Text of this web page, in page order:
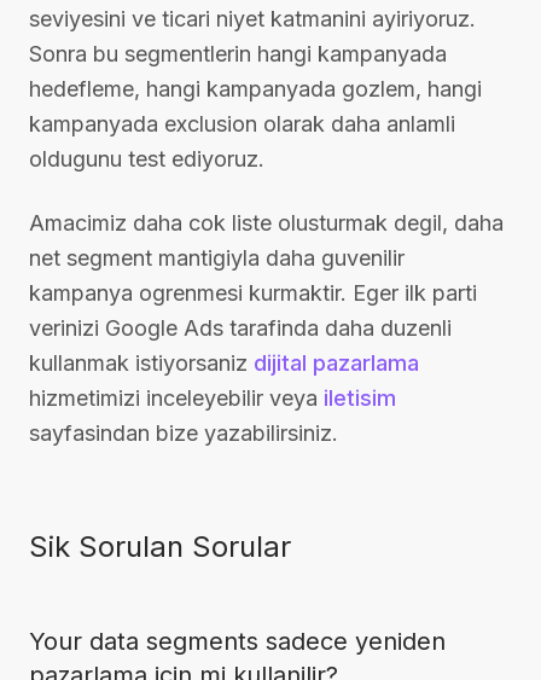
seviyesini ve ticari niyet katmanini ayiriyoruz.
Sonra bu segmentlerin hangi kampanyada
hedefleme, hangi kampanyada gozlem, hangi
kampanyada exclusion olarak daha anlamli
oldugunu test ediyoruz.
Amacimiz daha cok liste olusturmak degil, daha
net segment mantigiyla daha guvenilir
kampanya ogrenmesi kurmaktir. Eger ilk parti
verinizi Google Ads tarafinda daha duzenli
kullanmak istiyorsaniz dijital pazarlama
hizmetimizi inceleyebilir veya iletisim
sayfasindan bize yazabilirsiniz.
Sik Sorulan Sorular
Your data segments sadece yeniden